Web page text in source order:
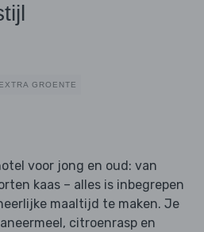
EXTRA GROENTE
voor jong en oud: van
kaas – alles is inbegrepen
maaltijd te maken. Je
citroenrasp en